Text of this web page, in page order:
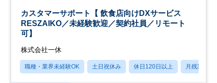
カスタマーサポート【 飲食店向けDXサービス
RESZAIKO／未経験歓迎／契約社員／リモート
可】
株式会社一休
職種・業界未経験OK 土日祝休み 休日120日以上 月残業20